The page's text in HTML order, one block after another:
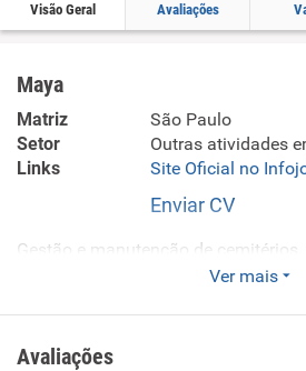
Visão Geral Avaliações
Maya
Matriz
São Paulo
Setor
Outras atividades
Links
Site Oficial no
Enviar CV
Gestão e manutenção de
plantas e flores naturais. Comércio
funerárias. Serviços de
Ver mais
Avaliações